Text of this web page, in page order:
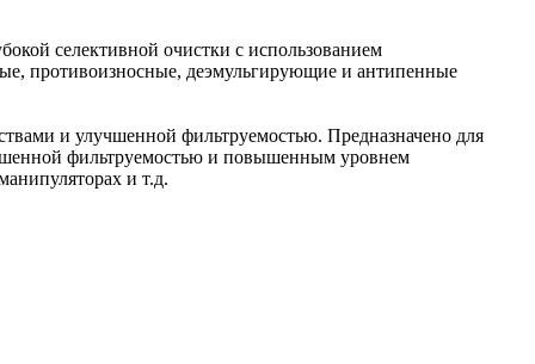
селективной очистки с использованием
противоизносные, деэмульгирующие и антипенные
и улучшенной фильтруемостью. Предназначено для
фильтруемостью и повышенным уровнем
и т.д.